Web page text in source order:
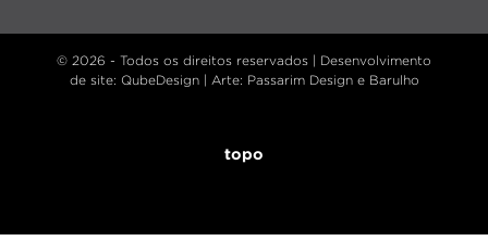
© 2026 - Todos os direitos reservados | Desenvolvimento
de site: QubeDesign | Arte: Passarim Design e Barulho
topo